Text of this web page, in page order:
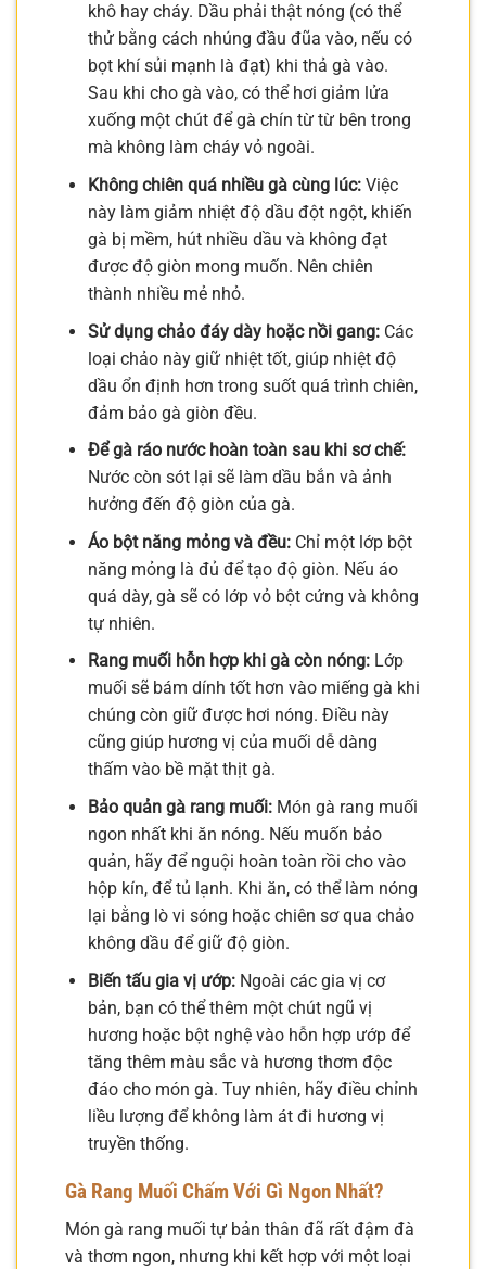
khô hay cháy. Dầu phải thật nóng (có thể
thử bằng cách nhúng đầu đũa vào, nếu có
bọt khí sủi mạnh là đạt) khi thả gà vào.
Sau khi cho gà vào, có thể hơi giảm lửa
xuống một chút để gà chín từ từ bên trong
mà không làm cháy vỏ ngoài.
Không chiên quá nhiều gà cùng lúc:Việc
này làm giảm nhiệt độ dầu đột ngột, khiến
gà bị mềm, hút nhiều dầu và không đạt
được độ giòn mong muốn. Nên chiên
thành nhiều mẻ nhỏ.
Sử dụng chảo đáy dày hoặc nồi gang:Các
loại chảo này giữ nhiệt tốt, giúp nhiệt độ
dầu ổn định hơn trong suốt quá trình chiên,
đảm bảo gà giòn đều.
Để gà ráo nước hoàn toàn sau khi sơ chế:
Nước còn sót lại sẽ làm dầu bắn và ảnh
hưởng đến độ giòn của gà.
Áo bột năng mỏng và đều:Chỉ một lớp bột
năng mỏng là đủ để tạo độ giòn. Nếu áo
quá dày, gà sẽ có lớp vỏ bột cứng và không
tự nhiên.
Rang muối hỗn hợp khi gà còn nóng:Lớp
muối sẽ bám dính tốt hơn vào miếng gà khi
chúng còn giữ được hơi nóng. Điều này
cũng giúp hương vị của muối dễ dàng
thấm vào bề mặt thịt gà.
Bảo quản gà rang muối:Món gà rang muối
ngon nhất khi ăn nóng. Nếu muốn bảo
quản, hãy để nguội hoàn toàn rồi cho vào
hộp kín, để tủ lạnh. Khi ăn, có thể làm nóng
lại bằng lò vi sóng hoặc chiên sơ qua chảo
không dầu để giữ độ giòn.
Biến tấu gia vị ướp:Ngoài các gia vị cơ
bản, bạn có thể thêm một chút ngũ vị
hương hoặc bột nghệ vào hỗn hợp ướp để
tăng thêm màu sắc và hương thơm độc
đáo cho món gà. Tuy nhiên, hãy điều chỉnh
liều lượng để không làm át đi hương vị
truyền thống.
Gà Rang Muối Chấm Với Gì Ngon Nhất?
Món gà rang muối tự bản thân đã rất đậm đà
và thơm ngon, nhưng khi kết hợp với một loại